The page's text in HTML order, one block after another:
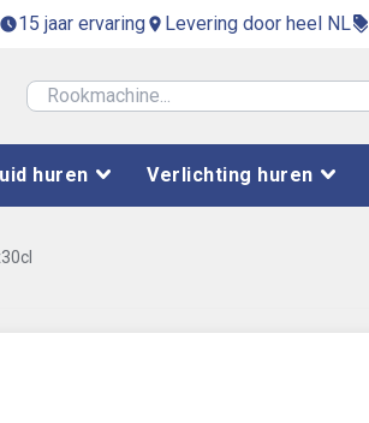
access_time_filled15 jaar ervaringlocation_on Levering door heel NLdiscount
huren Verlichting huren